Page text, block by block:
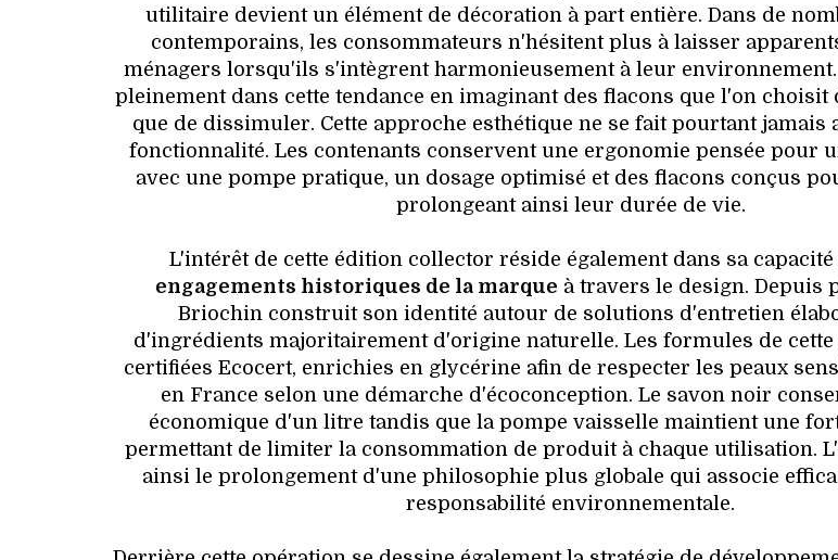
utilitaire devient un élément de décoration à part entière. Dans de
contemporains, les consommateurs n'hésitent plus à laisser
ménagers lorsqu'ils s'intègrent harmonieusement à leur
pleinement dans cette tendance en imaginant des flacons que l'on
que de dissimuler. Cette approche esthétique ne se fait pourtant jamais
fonctionnalité. Les contenants conservent une ergonomie pensée pour
avec une pompe pratique, un dosage optimisé et des flacons conçus
prolongeant ainsi leur durée de vie.
L'intérêt de cette édition collector réside également dans sa
engagements historiques de la marque à travers le design. Depuis
Briochin construit son identité autour de solutions d'entretien
d'ingrédients majoritairement d'origine naturelle. Les formules de
certifiées Ecocert, enrichies en glycérine afin de respecter les peaux
en France selon une démarche d'écoconception. Le savon noir
économique d'un litre tandis que la pompe vaisselle maintient une
permettant de limiter la consommation de produit à chaque utilisation.
ainsi le prolongement d'une philosophie plus globale qui associe
responsabilité environnementale.